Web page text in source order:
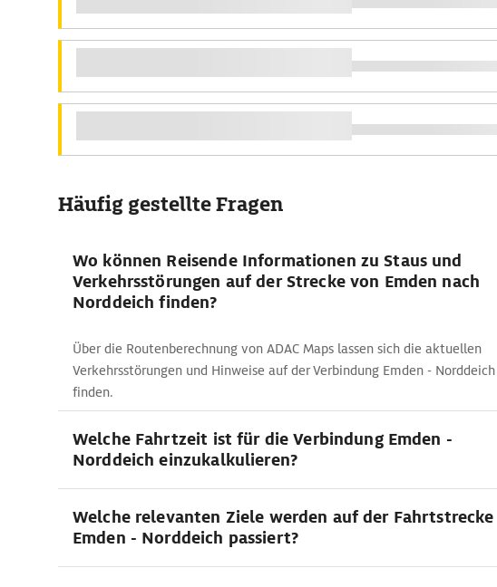
Häufig gestellte Fragen
Wo können Reisende Informationen zu Staus und
Verkehrsstörungen auf der Strecke von Emden nach
Norddeich finden?
Über die Routenberechnung von ADAC Maps lassen sich die aktuellen
Verkehrsstörungen und Hinweise auf der Verbindung Emden - Norddeich
finden.
Welche Fahrtzeit ist für die Verbindung Emden -
Norddeich einzukalkulieren?
Welche relevanten Ziele werden auf der Fahrtstrecke
Emden - Norddeich passiert?